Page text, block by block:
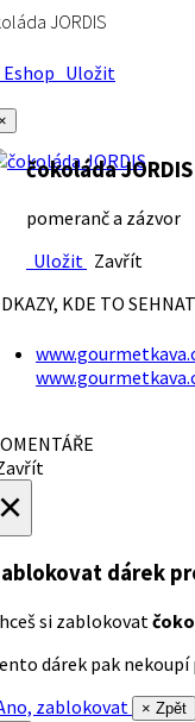
JORDIS
Uložit
čokoláda JORDIS
pomeranč a zázvor
Uložit Zavřít
KDE TO SEHNAT
dárek
si zablokovat
dárek pak nekoupí
zablokovat
× Zpět